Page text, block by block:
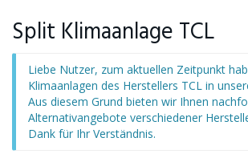
Split Klimaanlage TCL
Liebe Nutzer, zum aktuellen Zeitpunkt
Klimaanlagen des Herstellers TCL in
Aus diesem Grund bieten wir Ihnen
Alternativangebote verschiedener
Dank für Ihr Verständnis.